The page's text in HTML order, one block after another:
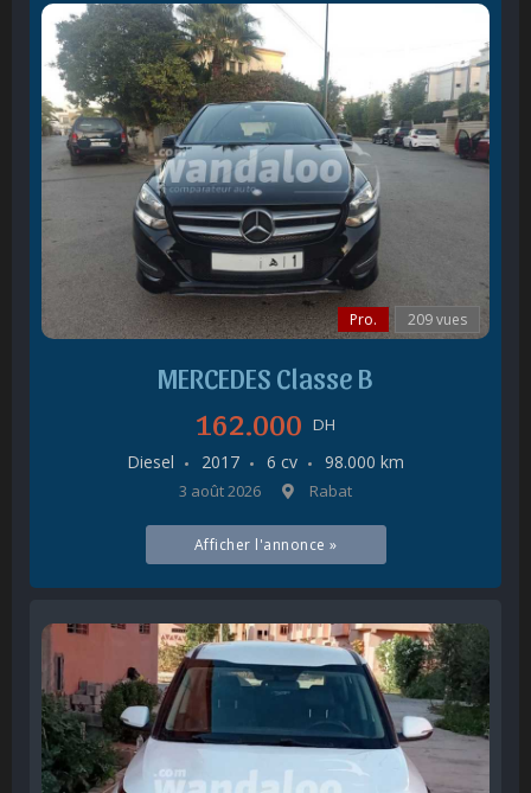
Pro. 209 vues
MERCEDES Classe B
162.000 DH
Diesel 2017 6 cv 98.000 km
3 août 2026 Rabat
Afficher l'annonce »